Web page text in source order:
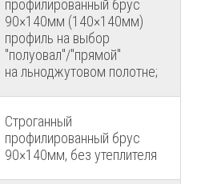
профилированный брус
90×140мм (140×140мм)
профиль на выбор
"полуовал"/"прямой"
на льноджутовом полотне;
Строганный
профилированный брус
90×140мм, без утеплителя